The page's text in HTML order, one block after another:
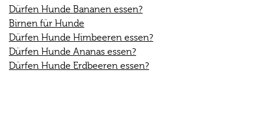
Dürfen Hunde Bananen essen?
Birnen für Hunde
Dürfen Hunde Himbeeren essen?
Dürfen Hunde Ananas essen?
Dürfen Hunde Erdbeeren essen?